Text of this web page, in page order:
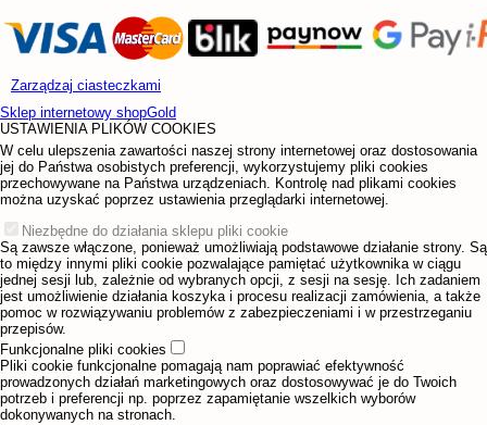
Zarządzaj ciasteczkami
Sklep internetowy shopGold
USTAWIENIA PLIKÓW COOKIES
W celu ulepszenia zawartości naszej strony internetowej oraz dostosowania
jej do Państwa osobistych preferencji, wykorzystujemy pliki cookies
przechowywane na Państwa urządzeniach. Kontrolę nad plikami cookies
można uzyskać poprzez ustawienia przeglądarki internetowej.
Niezbędne do działania sklepu pliki cookie
Są zawsze włączone, ponieważ umożliwiają podstawowe działanie strony. Są
to między innymi pliki cookie pozwalające pamiętać użytkownika w ciągu
jednej sesji lub, zależnie od wybranych opcji, z sesji na sesję. Ich zadaniem
jest umożliwienie działania koszyka i procesu realizacji zamówienia, a także
pomoc w rozwiązywaniu problemów z zabezpieczeniami i w przestrzeganiu
przepisów.
Funkcjonalne pliki cookies
Pliki cookie funkcjonalne pomagają nam poprawiać efektywność
prowadzonych działań marketingowych oraz dostosowywać je do Twoich
potrzeb i preferencji np. poprzez zapamiętanie wszelkich wyborów
dokonywanych na stronach.